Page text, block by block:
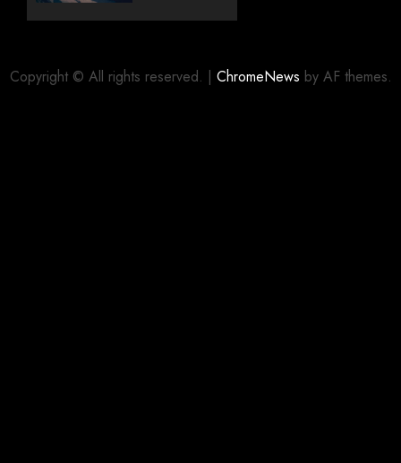
Copyright © All rights reserved. | ChromeNews by AF themes.